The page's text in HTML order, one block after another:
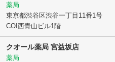
薬局
東京都渋谷区渋谷一丁目11番1号
COI西青山ビル1階
クオール薬局 宮益坂店
薬局